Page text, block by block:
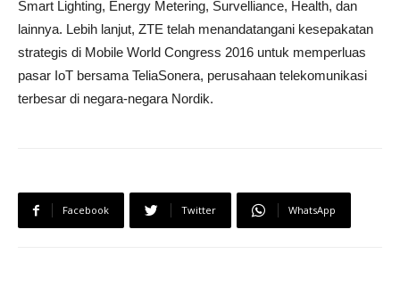
Smart Lighting, Energy Metering, Survelliance, Health, dan
lainnya. Lebih lanjut, ZTE telah menandatangani kesepakatan
strategis di Mobile World Congress 2016 untuk memperluas
pasar IoT bersama TeliaSonera, perusahaan telekomunikasi
terbesar di negara-negara Nordik.
Facebook Twitter WhatsApp